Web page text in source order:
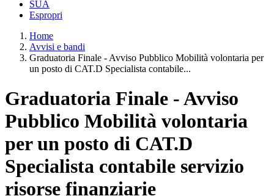
SUA
Espropri
Home
Avvisi e bandi
Graduatoria Finale - Avviso Pubblico Mobilità volontaria per
un posto di CAT.D Specialista contabile...
Graduatoria Finale - Avviso
Pubblico Mobilità volontaria
per un posto di CAT.D
Specialista contabile servizio
risorse finanziarie